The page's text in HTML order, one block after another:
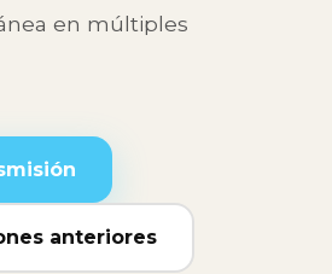
en múltiples
anteriores